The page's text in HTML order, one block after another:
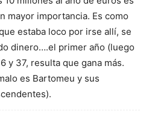
mayor importancia. Es como
estaba loco por irse allí, se
dinero….el primer año (luego
y 37, resulta que gana más.
es Bartomeu y sus